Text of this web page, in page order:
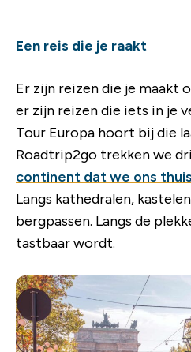
Een reis die je raakt
Er zijn reizen die je maakt
er zijn reizen die iets in je
Tour Europa hoort bij die
Roadtrip2go trekken we
continent dat we ons
Langs kathedralen,
bergpassen. Langs de
tastbaar wordt.